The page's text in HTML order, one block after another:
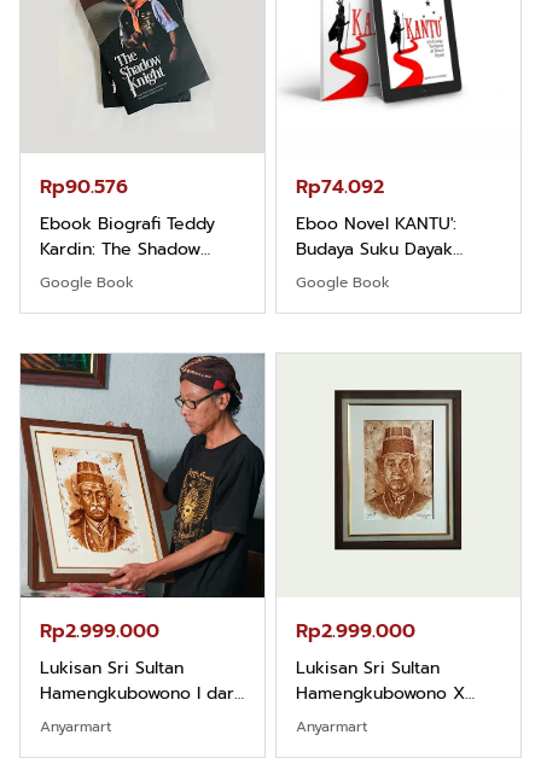
Rp90.576
Ebook Biografi Teddy
Kardin: The Shadow
Khight |
Google Book
Rp74.092
Eboo Novel KANTU':
Budaya Suku Dayak
Borneo
Google Book
Rp2.999.000
Lukisan Sri Sultan
Hamengkubowono I dari
Kopi Karya Rudi Winarso
Anyarmart
Rp2.999.000
Lukisan Sri Sultan
Hamengkubowono X
dari Kopi Karya Rudi
Winarso
Anyarmart